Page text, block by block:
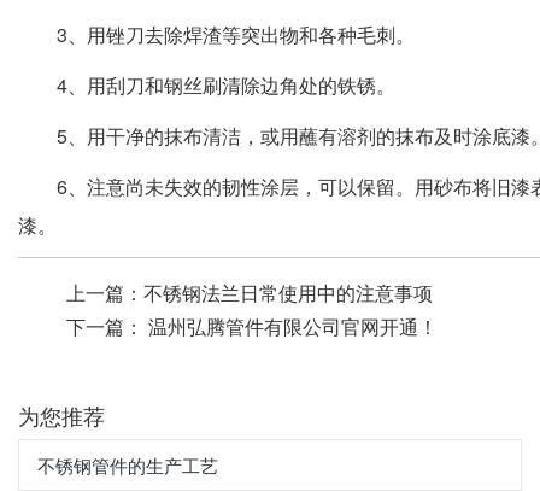
3、用锉刀去除焊渣等突出物和各种毛刺。
4、用刮刀和钢丝刷清除边角处的铁锈。
5、用干净的抹布清洁，或用蘸有溶剂的抹布及时涂底漆
6、注意尚未失效的韧性涂层，可以保留。用砂布将旧
漆。
上一篇： 不锈钢法兰日常使用中的注意事项
下一篇： 温州弘腾管件有限公司官网开通！
为您推荐
不锈钢管件的生产工艺